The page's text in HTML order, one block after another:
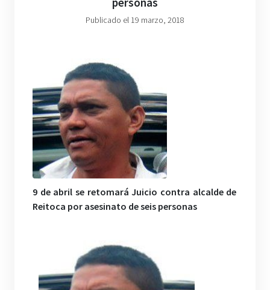
Publicado el 19 marzo, 2018
9 de abril se retomará Juicio contra alcalde de
Reitoca por asesinato de seis personas